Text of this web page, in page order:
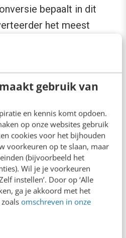
gebruik van
en kennis komt opdoen.
op onze websites gebruik
cookies voor het bijhouden
voorkeuren op te slaan, maar
(bijvoorbeeld het
Wil je je voorkeuren
instellen’. Door op ‘Alle
ga je akkoord met het
omschreven in onze
bepaalt in dit
het meest
op basis van de
keer zoveel
de adverteerder met
dan wint
scherper zijn dan de
affiliate-vergoeding naar
zonder dat dit ten
Affiliates kijken
in combinatie met
ze door kunnen sturen.